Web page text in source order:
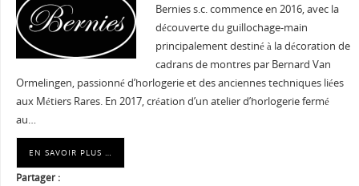
Bernies s.c. commence en 2016, avec la
découverte du guillochage-main
principalement destiné à la décoration de
cadrans de montres par Bernard Van
Ormelingen, passionné d’horlogerie et des anciennes techniques liées
aux Métiers Rares. En 2017, création d’un atelier d’horlogerie fermé
au…
EN SAVOIR PLUS …
Partager :